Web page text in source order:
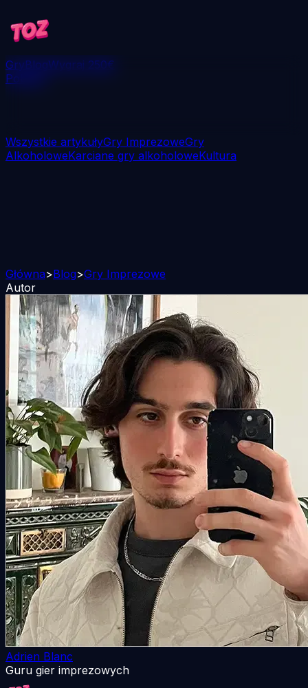
GryBlogWygraj 250€
Pobierz
Wszystkie artykułyGry ImprezoweGry
AlkoholoweKarciane gry alkoholoweKultura
Główna>Blog>Gry Imprezowe
Autor
Adrien Blanc
Guru gier imprezowych